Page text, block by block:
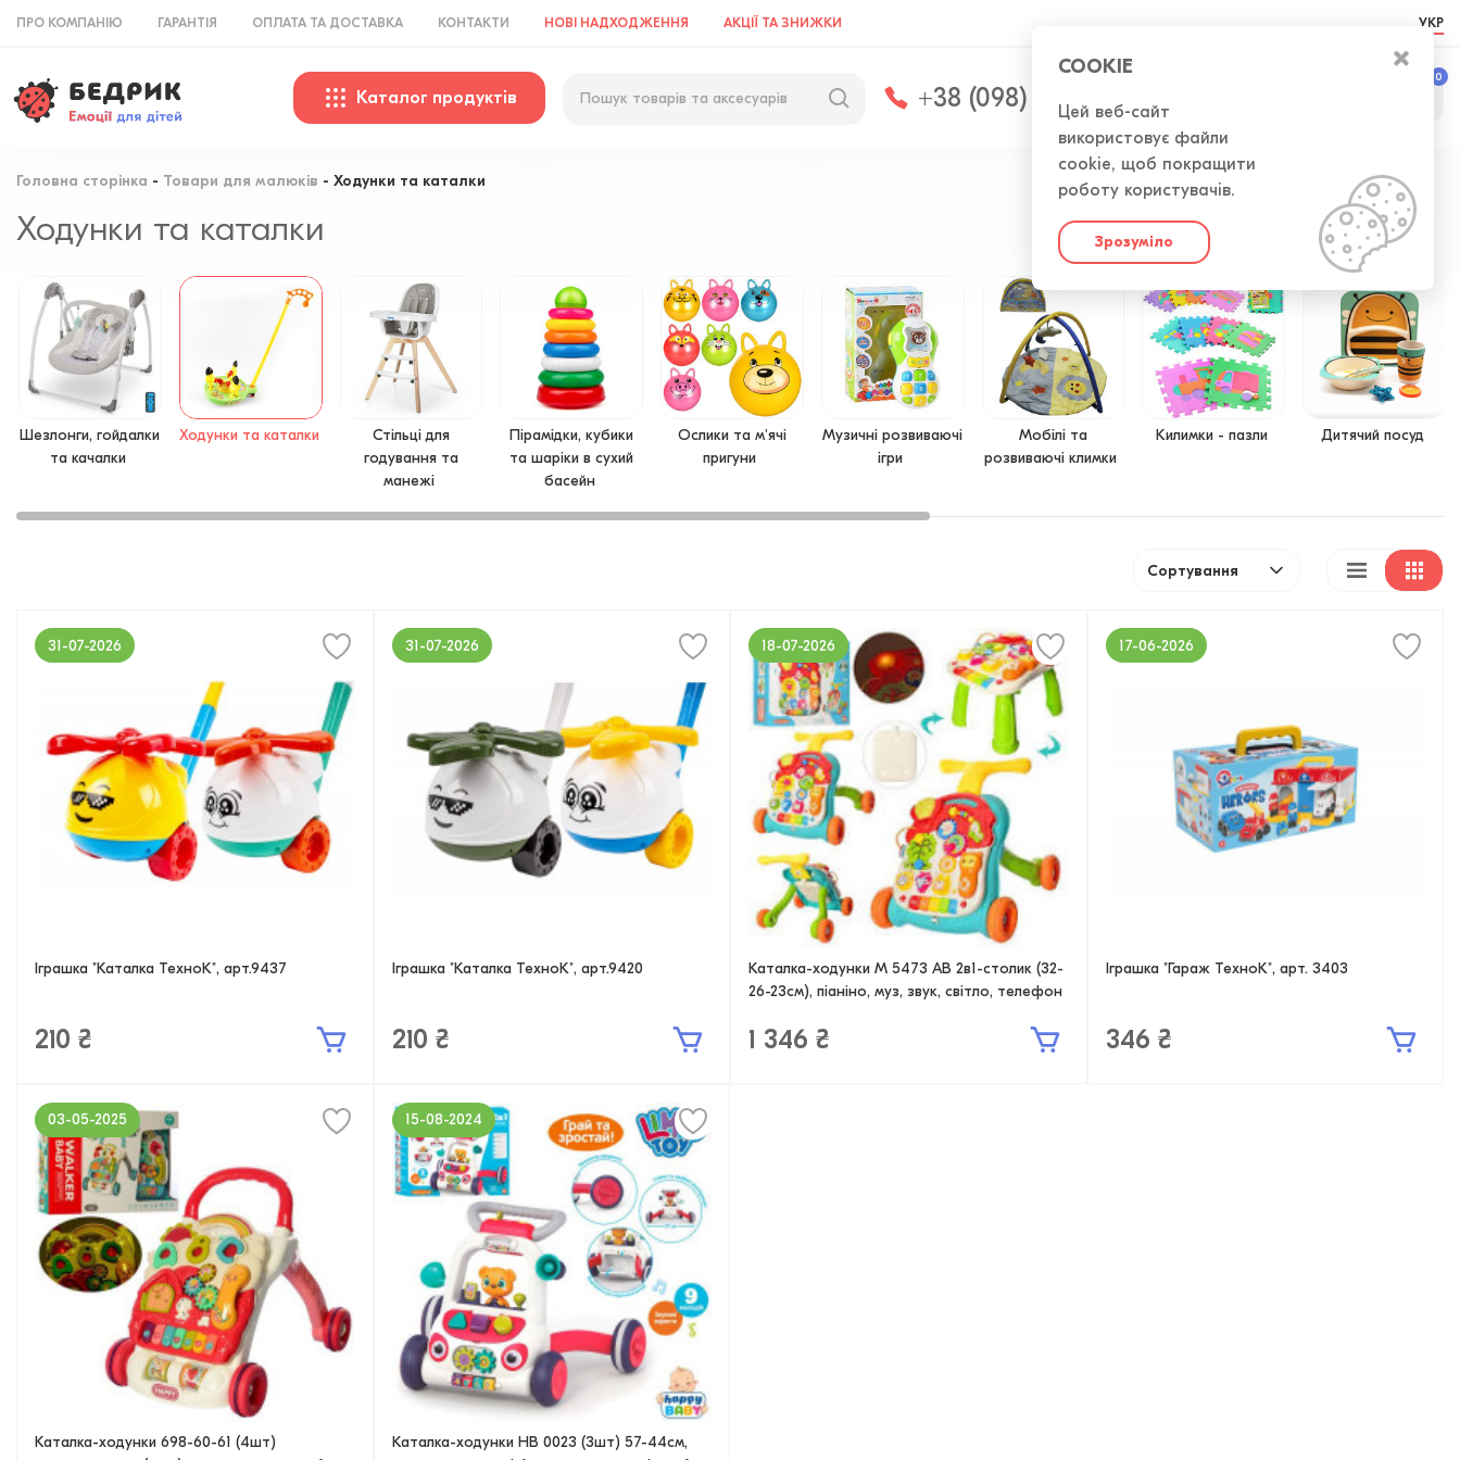
ПРО КОМПАНІЮ ГАРАНТІЯ ОПЛАТА ТА ДОСТАВКА КОНТАКТИ НОВІ НАДХОДЖЕННЯ АКЦІЇ ТА ЗНИЖКИ УКР
Каталог продуктів +38 (098) 300-50-52
0
Головна сторінка Товари для малюків Ходунки та каталки
Ходунки та каталки
Шезлонги, гойдалки
та качалки
Ходунки та каталки
Стільці для
годування та
манежі
Пірамідки, кубики
та шаріки в сухий
басейн
Ослики та м'ячі
пригуни
Музичні розвиваючі
ігри
Мобілі та
розвиваючі климки
Килимки - пазли Дитячий посуд
Сортування
Іграшка "Каталка ТехноК", арт.9437
210 ₴
31-07-2026
Іграшка "Каталка ТехноК", арт.9420
210 ₴
31-07-2026
Каталка-ходунки M 5473 AB 2в1-столик (32-
26-23см), піаніно, муз, звук, світло, телефон
1 346 ₴
18-07-2026
Іграшка "Гараж ТехноК", арт. 3403
346 ₴
17-06-2026
Каталка-ходунки 698-60-61 (4шт)
03-05-2025
Каталка-ходунки HB 0023 (3шт) 57-44см,
15-08-2024
COOKIE
Цей веб-сайт
використовує файли
cookie, щоб покращити
роботу користувачів.
Зрозуміло